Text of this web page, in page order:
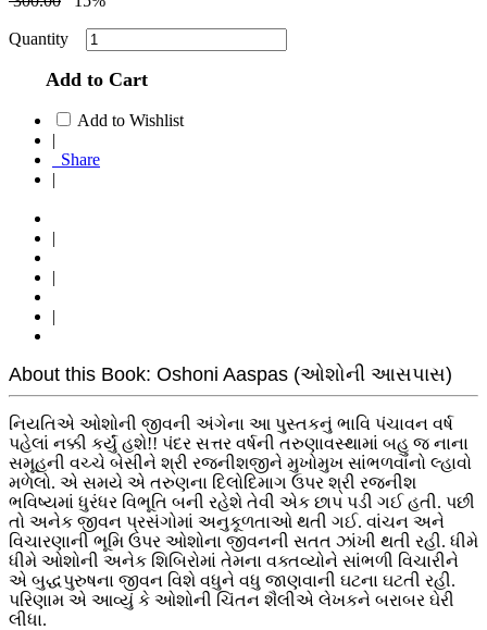
Quantity
Add to Cart
Add to Wishlist
|
Share
|
|
|
|
About this Book: Oshoni Aaspas (ઓશોની આસપાસ)
નિયતિએ ઓશોની જીવની અંગેના આ પુસ્તકનું ભાવિ પંચાવન વર્ષ
પહેલાં નક્કી કર્યું હશે!! પંદર સત્તર વર્ષની તરુણાવસ્થામાં બહુ જ નાના
સમૂહની વચ્ચે બેસીને શ્રી રજનીશજીને મુખોમુખ સાંભળવાનો લ્હાવો
મળેલો. એ સમયે એ તરુણના દિલોદિમાગ ઉપર શ્રી રજનીશ
ભવિષ્યમાં ધુરંધર વિભૂતિ બની રહેશે તેવી એક છાપ પડી ગઈ હતી. પછી
તો અનેક જીવન પ્રસંગોમાં અનુકૂળતાઓ થતી ગઈ. વાંચન અને
વિચારણાની ભૂમિ ઉપર ઓશોના જીવનની સતત ઝાંખી થતી રહી. ધીમે
ધીમે ઓશોની અનેક શિબિરોમાં તેમના વક્તવ્યોને સાંભળી વિચારીને
એ બુદ્ધપુરુષના જીવન વિશે વધુને વધુ જાણવાની ઘટના ઘટતી રહી.
પરિણામ એ આવ્યું કે ઓશોની ચિંતન શૈલીએ લેખકને બરાબર ઘેરી
લીધા.